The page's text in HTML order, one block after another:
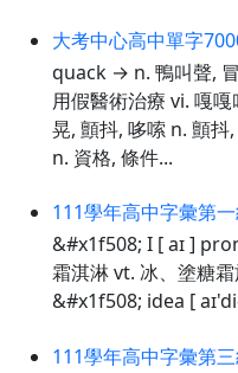
大考中心高中單字
quack → n. 鴨叫聲,
用假醫術治療 vi. 嘎
晃, 顫抖, 哆嗦 n. 顫
n. 資格, 條件...
111學年高中字彙第
&#x1f508; I [ aɪ ]
霜淇淋 vt. 冰、塗糖
&#x1f508; idea [
111學年高中字彙第